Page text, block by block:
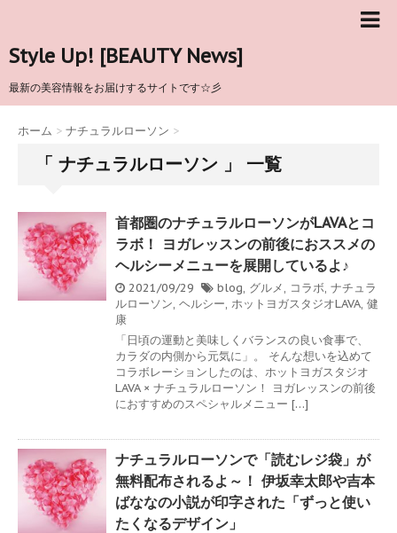
Style Up! [BEAUTY News]
最新の美容情報をお届けするサイトです☆彡
ホーム > ナチュラルローソン >
「 ナチュラルローソン 」 一覧
首都圏のナチュラルローソンがLAVAとコ
ラボ！ ヨガレッスンの前後におススメの
ヘルシーメニューを展開しているよ♪
2021/09/29 blog, グルメ, コラボ, ナチュラ
ルローソン, ヘルシー, ホットヨガスタジオLAVA, 健
康
「日頃の運動と美味しくバランスの良い食事で、
カラダの内側から元気に」。 そんな想いを込めて
コラボレーションしたのは、ホットヨガスタジオ
LAVA × ナチュラルローソン！ ヨガレッスンの前後
におすすめのスペシャルメニュー […]
ナチュラルローソンで「読むレジ袋」が
無料配布されるよ～！ 伊坂幸太郎や吉本
ばななの小説が印字された「ずっと使い
たくなるデザイン」